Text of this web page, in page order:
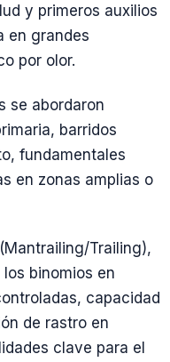
y primeros auxilios
en grandes
por olor.
se abordaron
barridos
fundamentales
en zonas amplias o
Trailing),
binomios en
capacidad
de rastro en
clave para el